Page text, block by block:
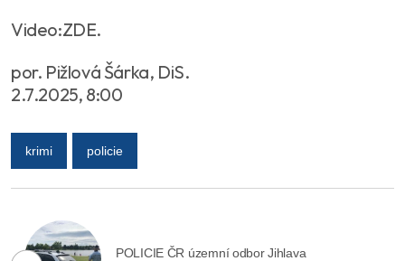
Video:ZDE.
por. Pižlová Šárka, DiS.
2.7.2025, 8:00
krimi policie
POLICIE ČR územní odbor Jihlava